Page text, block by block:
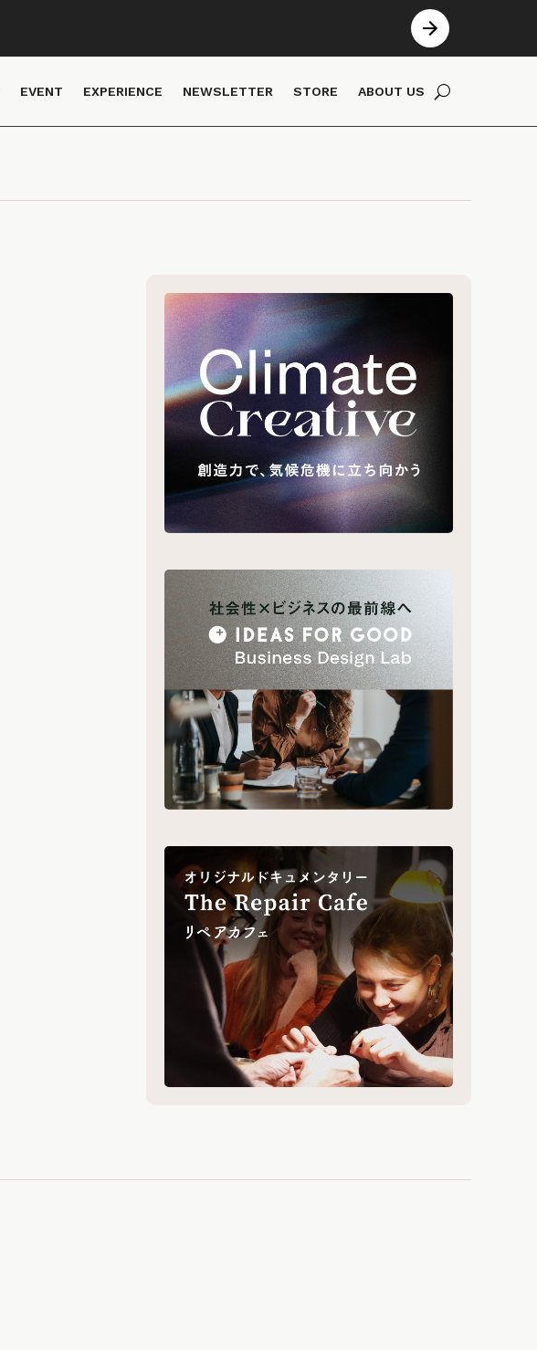
EVENT EXPERIENCE NEWSLETTER STORE ABOUT US